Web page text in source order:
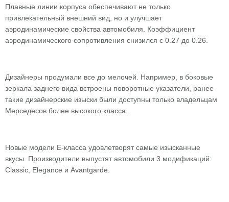
Плавные линии корпуса обеспечивают не только
привлекательный внешний вид, но и улучшает
аэродинамические свойства автомобиля. Коэффициент
аэродинамического сопротивления снизился с 0.27 до 0.26.
Дизайнеры продумали все до мелочей. Например, в боковые
зеркала заднего вида встроены поворотные указатели, ранее
такие дизайнерские изыски были доступны только владельцам
Мерседесов более высокого класса.
Новые модели Е-класса удовлетворят самые изысканные
вкусы. Производители выпустят автомобили 3 модификаций:
Classic, Elegance и Avantgarde.